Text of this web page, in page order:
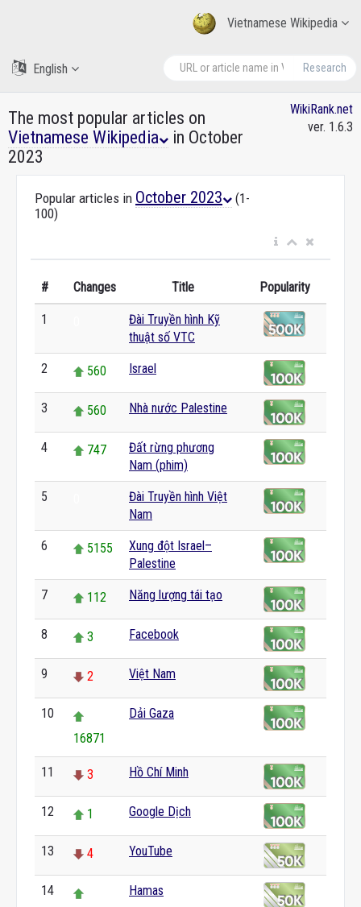
Vietnamese Wikipedia
Research
English
The most popular articles on
Vietnamese Wikipedia
in October
2023
WikiRank.net
ver. 1.6.3
Popular articles in October 2023
(1-
100)
# Changes Title Popularity
1
Đài Truyền hình Kỹ
thuật số VTC
2 560 Israel
3 560 Nhà nước Palestine
4 747
Đất rừng phương
Nam (phim)
5
Đài Truyền hình Việt
Nam
6 5155
Xung đột Israel–
Palestine
7 112 Năng lượng tái tạo
8 3 Facebook
9 2 Việt Nam
10
16871
Dải Gaza
11 3 Hồ Chí Minh
12 1 Google Dịch
13 4 YouTube
14
Hamas